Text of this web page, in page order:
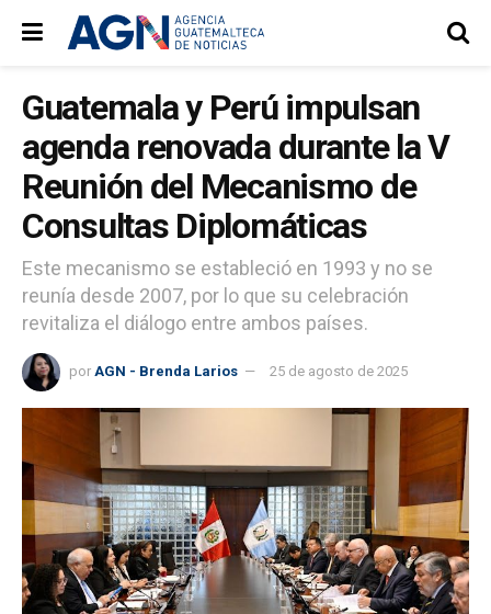
Guatemala y Perú impulsan
agenda renovada durante la V
Reunión del Mecanismo de
Consultas Diplomáticas
Este mecanismo se estableció en 1993 y no se
reunía desde 2007, por lo que su celebración
revitaliza el diálogo entre ambos países.
por AGN - Brenda Larios 25 de agosto de 2025